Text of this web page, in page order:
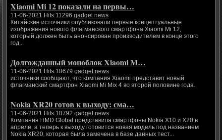
Xiaomi Mi 12 показали на первы…
11-06-2021 Hits:11296gadget news
Китайские источники опубликовали первые концептуальные
изображения нового флагманского смартфона Xiaomi Mi 12,
который должен быть анонсирован производителем в конце этого
год...
Долгожданный моноблок Xiaomi M…
11-06-2021 Hits:10679gadget news
источники сообщают, что компания Xiaomi представит новый
флагманский смартфон Xiaomi Mi Mix 4 во второй половине года.
Nokia XR20 готов к выходу: сма…
11-06-2021 Hits:10792gadget news
Компания HMD Global представила смартфоны Nokia X10 и X20 в
апреле, а теперь к выходу готовится новая модель под названием
Nokia XR20, которая была замечена в базе данных тест...